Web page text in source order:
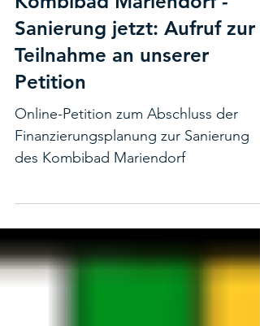
Kombibad Mariendorf -
Sanierung jetzt: Aufruf zur
Teilnahme an unserer
Petition
Online-Petition zum Abschluss der
Finanzierungsplanung zur Sanierung